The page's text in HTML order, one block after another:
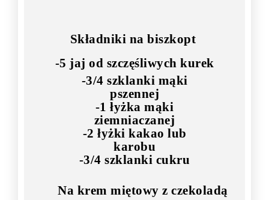
Składniki na biszkopt
-5 jaj od szczęśliwych kurek
-3/4 szklanki mąki
pszennej
-1 łyżka mąki
ziemniaczanej
-2 łyżki kakao lub
karobu
-3/4 szklanki cukru
Na krem miętowy z czekoladą